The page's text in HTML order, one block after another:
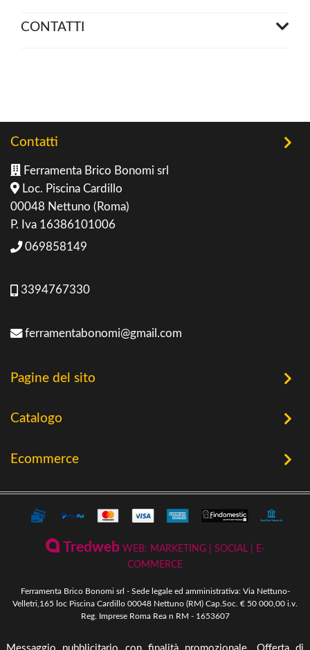
CONTATTI
Contatti
Ferramenta Brico Bonomi srl
Loc. Piscina Cardillo
00048 Nettuno (Roma)
P. Iva 16386101006
069858149
3394767330
ferramentabonomi@gmail.com
Pagine del sito
Home
Offerte
Storia
Catalogo
Riscaldamento a Biomassa
Ferramenta & Fai Da Te
Giardinaggio
Piscine & Divertimento
Arredo Giardino & Mare
Mangimi & Pet Care
Ecommerce
Termini e Privacy
Condizioni Generali di Vendita
Pagamenti Disponibili
Spedizione e Imballaggio
Cambio, Resi e Rimborsi
TredwebWEB: MARKETING | SOCIAL | E-
COMMERCE
Ferramenta Brico Bonomi srl - Sede legale ed amministrativa: Via Nettuno-
Velletri,165 loc Piscina Cardillo 00048 Nettuno (RM) Cap.Soc. € 50 000,00 i.v.
Reg. Imprese Roma Rea n RM - 1653607